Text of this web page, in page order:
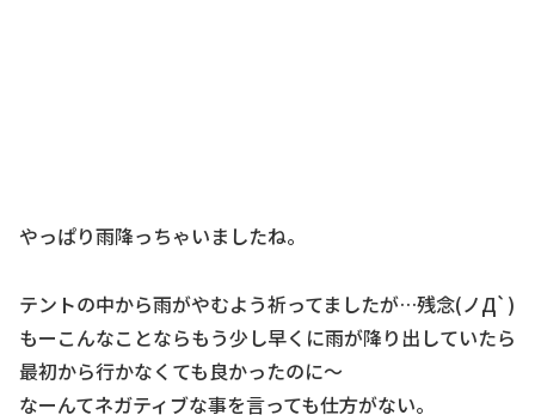
やっぱり雨降っちゃいましたね。
テントの中から雨がやむよう祈ってましたが…残念(ノД`)
もーこんなことならもう少し早くに雨が降り出していたら
最初から行かなくても良かったのに～
なーんてネガティブな事を言っても仕方がない。